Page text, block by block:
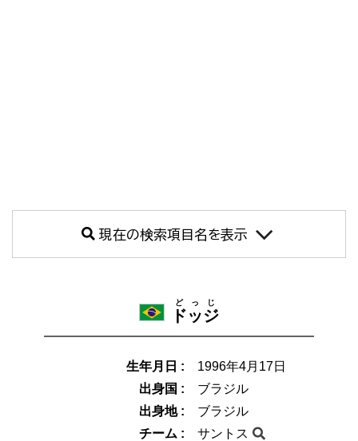
現在の検索項目名を表示
ドッジ
どっじ
生年月日 :
1996年4月17日
出身国 :
ブラジル
出身地 :
ブラジル
チーム :
サントス